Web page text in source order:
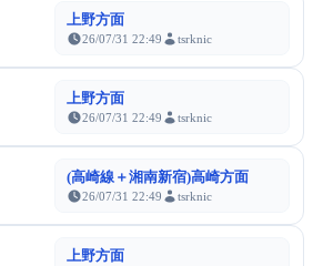
上野方面
26/07/31 22:49 tsrknic
上野方面
26/07/31 22:49 tsrknic
(高崎線＋湘南新宿)高崎方面
26/07/31 22:49 tsrknic
上野方面